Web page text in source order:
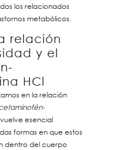
los relacionados
metabólicos.
relación
y el
HCl
en la relación
esencial
formas en que estos
dentro del cuerpo